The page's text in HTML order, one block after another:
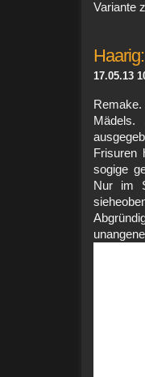
Variante
17.05.13
Frisuren
sogige
Nur im